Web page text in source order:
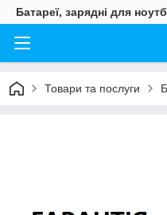
Батареї, зарядні для
Товари та послуги